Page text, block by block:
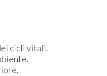
cicli vitali.